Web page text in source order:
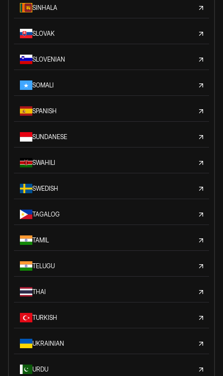
SINHALA
SLOVAK
SLOVENIAN
SOMALI
SPANISH
SUNDANESE
SWAHILI
SWEDISH
TAGALOG
TAMIL
TELUGU
THAI
TURKISH
UKRAINIAN
URDU